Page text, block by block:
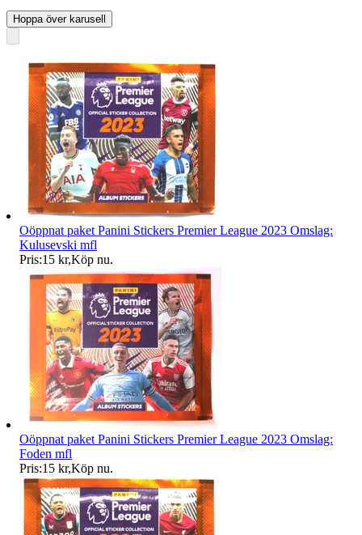
Hoppa över karusell
Oöppnat paket Panini Stickers Premier League 2023 Omslag:
Kulusevski mfl
Pris:15 kr,Köp nu.
Oöppnat paket Panini Stickers Premier League 2023 Omslag:
Foden mfl
Pris:15 kr,Köp nu.